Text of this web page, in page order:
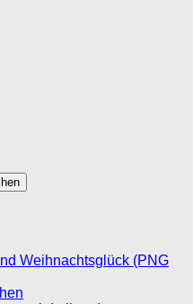
Weihnachtsglück (PNG